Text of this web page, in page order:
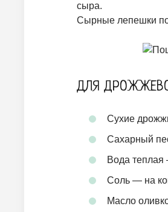
сыра.
Сырные лепешки
ДЛЯ
Сухие
Сахарный
Вода теплая
Соль — на
Масло